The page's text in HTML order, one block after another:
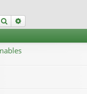
Rechercher